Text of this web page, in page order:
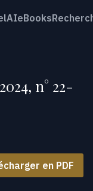
eBooks
n° 22-
en PDF